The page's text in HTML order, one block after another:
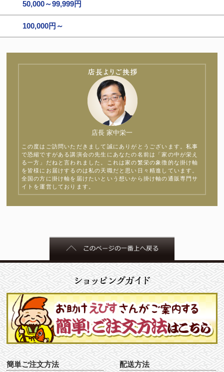
50,000～99,999円
100,000円～
店長 家中栄一
この度はご訪問いただきまして誠にありがとうございます。私事
で恐縮ですがある講演会の先生にあなたの名前は「家の中が栄え
る一方」だねと言われました。これは家の繁栄の象徴的な掛け軸
を皆様にお届けするのは私の天職だと思い日々精進しています。
全国の方に掛け軸を届けたいという想いから掛け軸の通販専門サ
イトを運営しております。
簡単ご注文方法 配送方法